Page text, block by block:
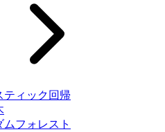
ティック回帰
ムフォレスト